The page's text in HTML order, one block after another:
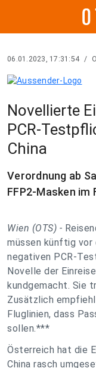
06.01.2023, 17:31:54 /
Novellierte
PCR-
China
Verordnung ab
FFP2-Masken im
Wien (OTS) -
müssen künftig vor
negativen PCR-
Novelle der
kundgemacht. Sie
Zusätzlich
Fluglinien, dass
sollen.***
Österreich hat die
China rasch